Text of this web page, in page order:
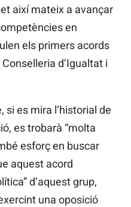
així mateix a avançar
en
els primers acords
d’Igualtat i
si es mira l’historial de
es trobarà “molta
esforç en buscar
aquest acord
d’aquest grup,
una oposició